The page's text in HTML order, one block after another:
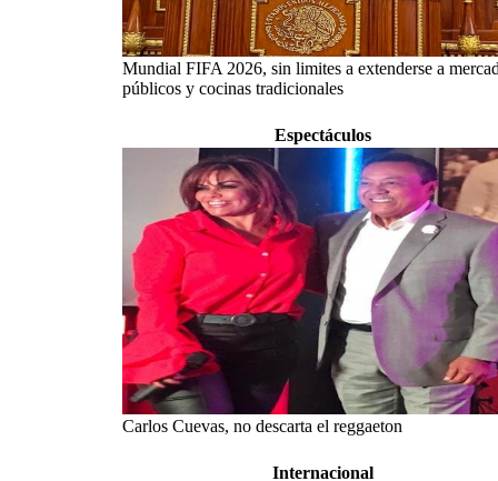
Mundial FIFA 2026, sin limites a extenderse a
públicos y cocinas tradicionales
Espectáculos
Carlos Cuevas, no descarta el reggaeton
Internacional